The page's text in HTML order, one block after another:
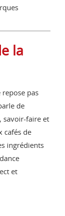
la
repose pas
de
savoir-faire et
cafés de
ingrédients
et